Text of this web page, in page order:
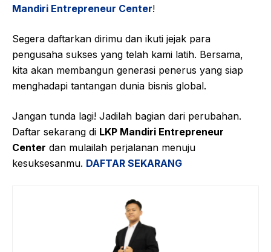
Mandiri Entrepreneur Center!
Segera daftarkan dirimu dan ikuti jejak para
pengusaha sukses yang telah kami latih. Bersama,
kita akan membangun generasi penerus yang siap
menghadapi tantangan dunia bisnis global.
Jangan tunda lagi! Jadilah bagian dari perubahan.
Daftar sekarang di LKP Mandiri Entrepreneur
Center dan mulailah perjalanan menuju
kesuksesanmu. DAFTAR SEKARANG